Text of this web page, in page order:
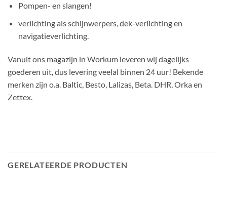
Pompen- en slangen!
verlichting als schijnwerpers, dek-verlichting en
navigatieverlichting.
Vanuit ons magazijn in Workum leveren wij dagelijks
goederen uit, dus levering veelal binnen 24 uur! Bekende
merken zijn o.a. Baltic, Besto, Lalizas, Beta. DHR, Orka en
Zettex.
GERELATEERDE PRODUCTEN